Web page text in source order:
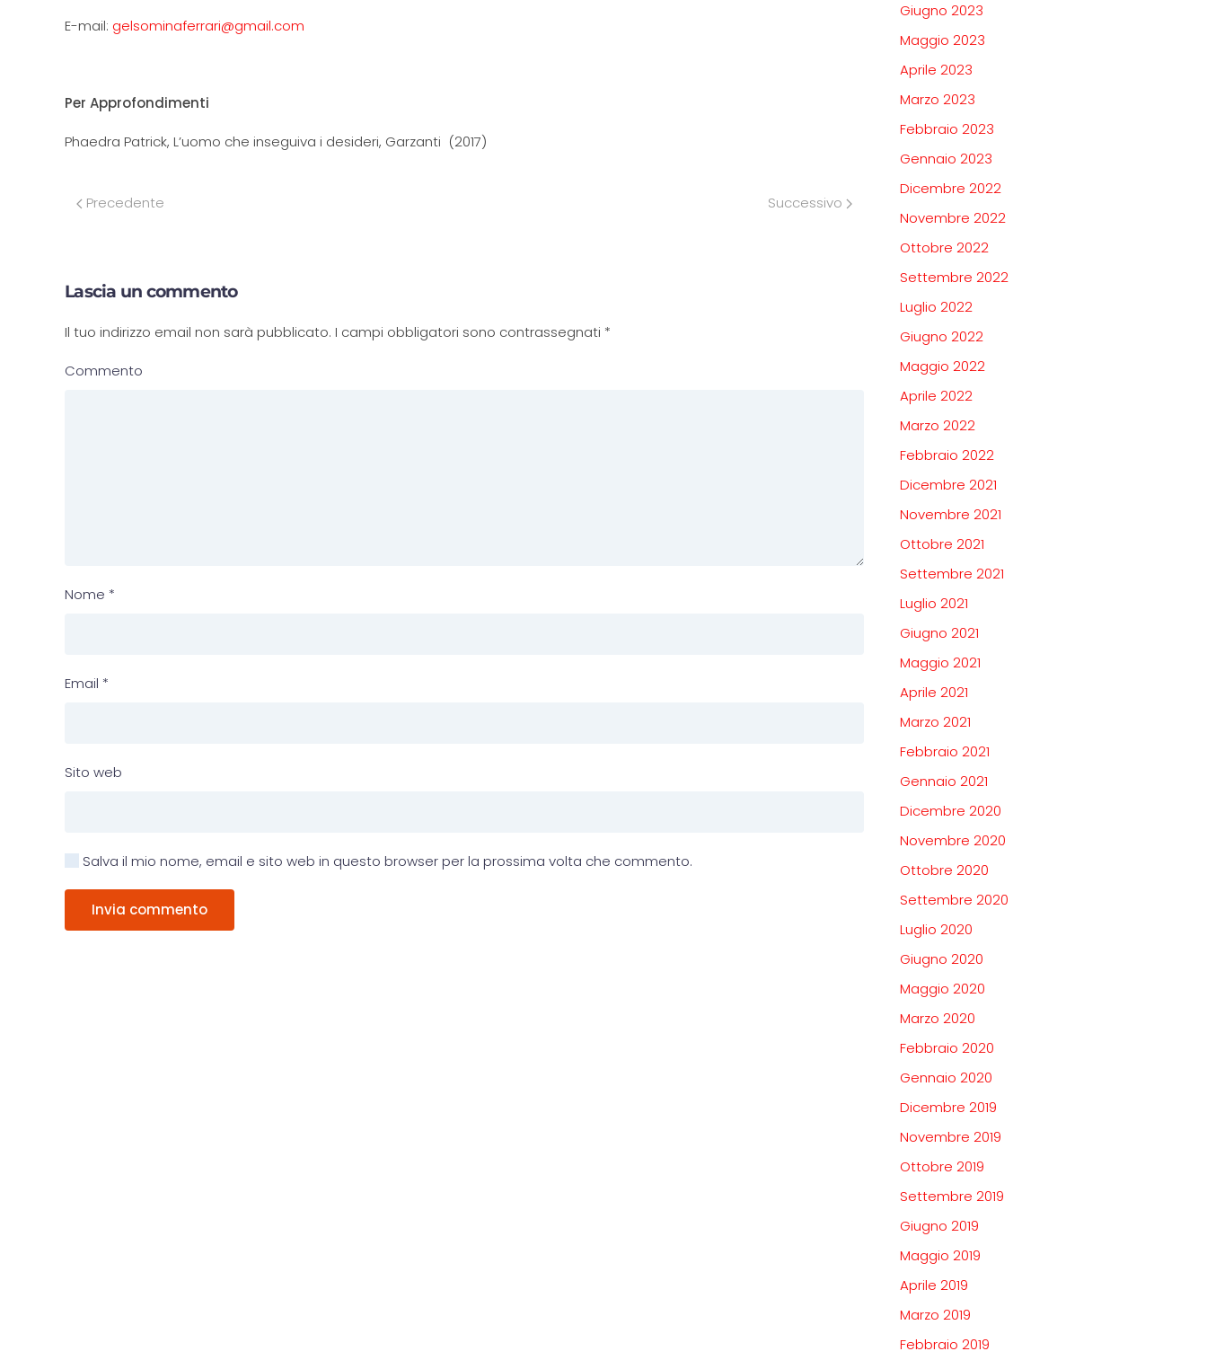
E-mail: gelsominaferrari@gmail.com
Per Approfondimenti
Phaedra Patrick, L’uomo che inseguiva i desideri, Garzanti (2017)
Precedente Successivo
Lascia un commento
Il tuo indirizzo email non sarà pubblicato. I campi obbligatori sono contrassegnati *
Commento
Nome *
Email *
Sito web
Salva il mio nome, email e sito web in questo browser per la prossima volta che commento.
Invia commento
Giugno 2023
Maggio 2023
Aprile 2023
Marzo 2023
Febbraio 2023
Gennaio 2023
Dicembre 2022
Novembre 2022
Ottobre 2022
Settembre 2022
Luglio 2022
Giugno 2022
Maggio 2022
Aprile 2022
Marzo 2022
Febbraio 2022
Dicembre 2021
Novembre 2021
Ottobre 2021
Settembre 2021
Luglio 2021
Giugno 2021
Maggio 2021
Aprile 2021
Marzo 2021
Febbraio 2021
Gennaio 2021
Dicembre 2020
Novembre 2020
Ottobre 2020
Settembre 2020
Luglio 2020
Giugno 2020
Maggio 2020
Marzo 2020
Febbraio 2020
Gennaio 2020
Dicembre 2019
Novembre 2019
Ottobre 2019
Settembre 2019
Giugno 2019
Maggio 2019
Aprile 2019
Marzo 2019
Febbraio 2019